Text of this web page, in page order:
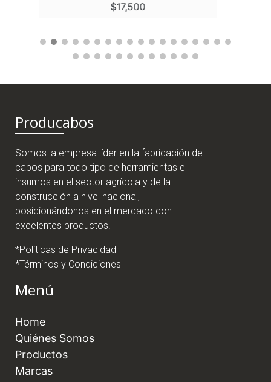
$17,500
Producabos
Somos la empresa líder en la fabricación de
cabos para todo tipo de herramientas e
insumos en el sector agrícola y de la
construcción a nivel nacional,
posicionándonos en el mercado con
excelentes productos.
*Políticas de Privacidad
*Términos y Condiciones
Menú
Home
Quiénes Somos
Productos
Marcas